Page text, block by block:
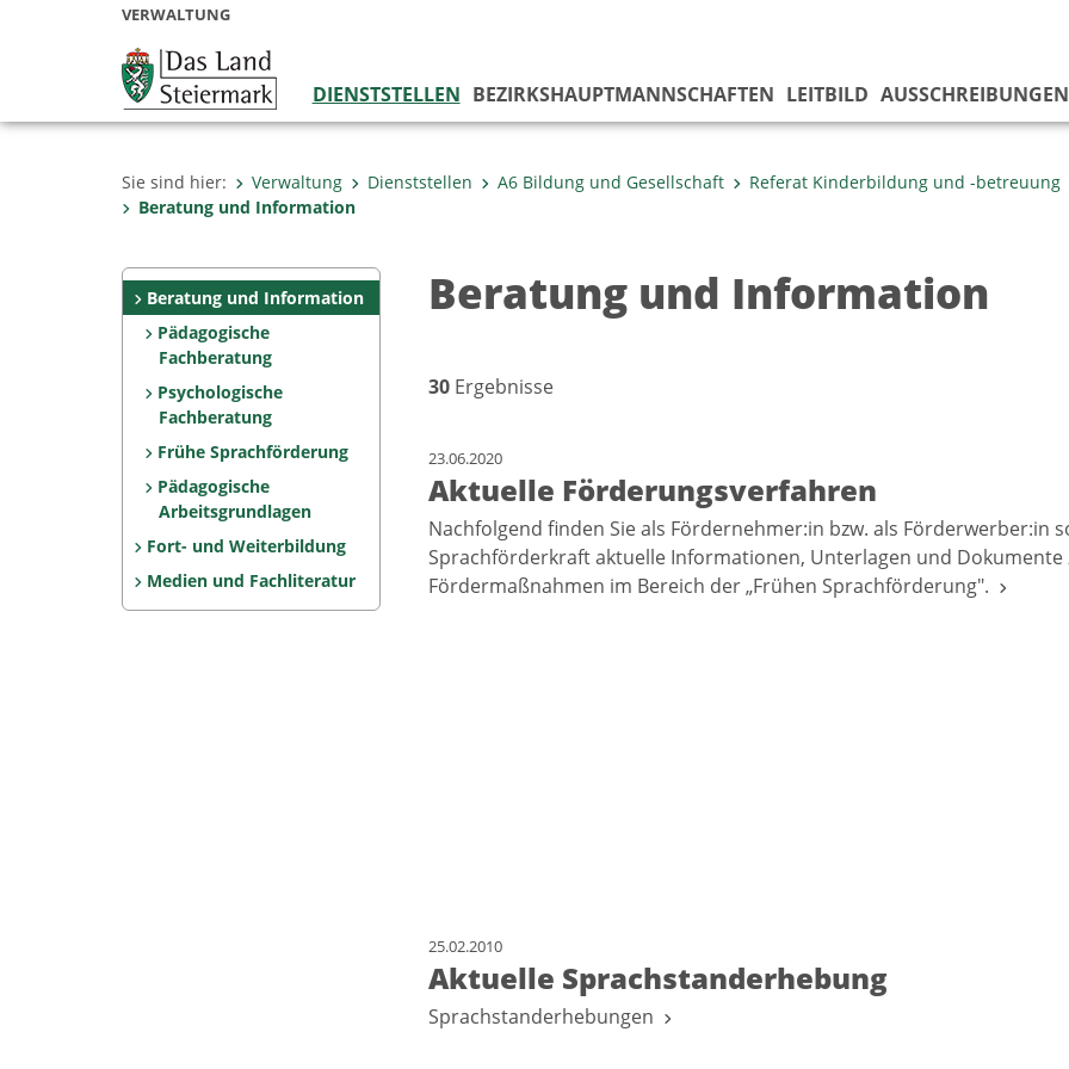
VERWALTUNG
DIENSTSTELLEN BEZIRKS­HAUPTMANNSCHAFTEN LEITBILD AUSSCHREIBUNGEN
Sie sind hier: Verwaltung Dienststellen A6 Bildung und Gesellschaft
Referat Kinderbildung und -betreuung
Beratung und Information
Beratung und Information
Pädagogische
Fachberatung
Psychologische
Fachberatung
Frühe Sprachförderung
Pädagogische
Arbeitsgrundlagen
Fort- und Weiterbildung
Medien und Fachliteratur
Beratung und Information
30Ergebnisse
23.06.2020
Aktuelle Förderungsverfahren
Nachfolgend finden Sie als Fördernehmer:in bzw. als Förderwerber:in
Sprachförderkraft aktuelle Informationen, Unterlagen und Dokumente
Fördermaßnahmen im Bereich der „Frühen Sprachförderung".
25.02.2010
Aktuelle Sprachstanderhebung
Sprachstanderhebungen